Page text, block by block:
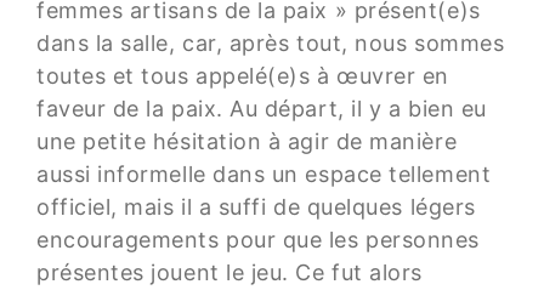
femmes artisans de la paix » présent(e)s
dans la salle, car, après tout, nous sommes
toutes et tous appelé(e)s à œuvrer en
faveur de la paix. Au départ, il y a bien eu
une petite hésitation à agir de manière
aussi informelle dans un espace tellement
officiel, mais il a suffi de quelques légers
encouragements pour que les personnes
présentes jouent le jeu. Ce fut alors